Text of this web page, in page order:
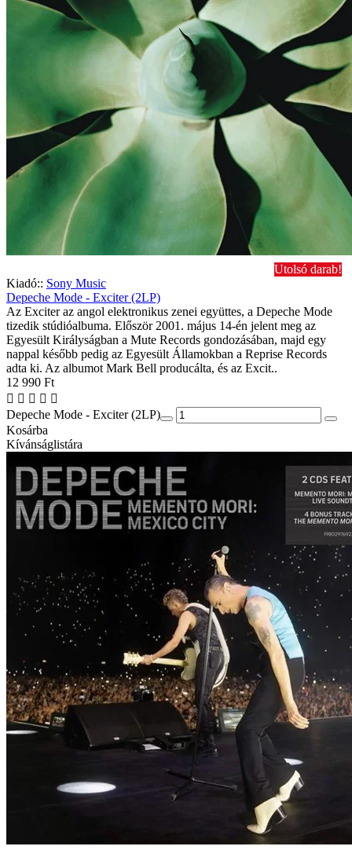
Utolsó darab!
Kiadó:: Sony Music
Depeche Mode - Exciter (2LP)
Az Exciter az angol elektronikus zenei együttes, a Depeche Mode
tizedik stúdióalbuma. Először 2001. május 14-én jelent meg az
Egyesült Királyságban a Mute Records gondozásában, majd egy
nappal később pedig az Egyesült Államokban a Reprise Records
adta ki. Az albumot Mark Bell producálta, és az Excit..
12 990 Ft
Depeche Mode - Exciter (2LP)
Kosárba
Kívánságlistára